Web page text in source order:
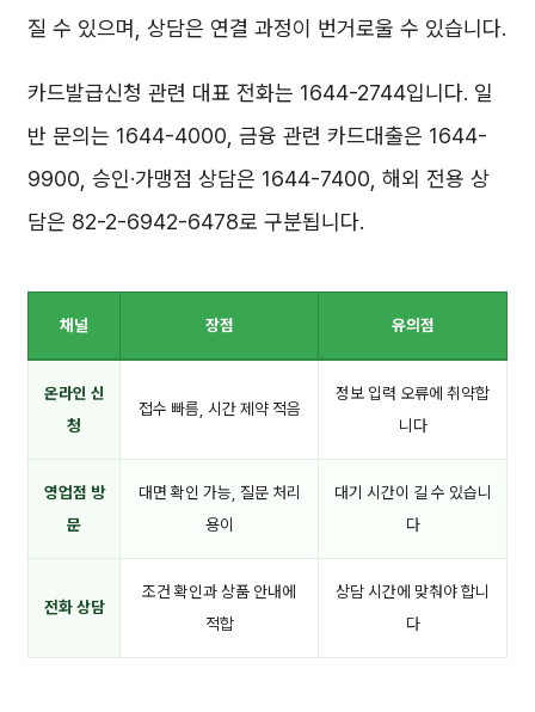
질 수 있으며, 상담은 연결 과정이 번거로울 수 있습니다.
카드발급신청 관련 대표 전화는 1644-2744입니다. 일
반 문의는 1644-4000, 금융 관련 카드대출은 1644-
9900, 승인·가맹점 상담은 1644-7400, 해외 전용 상
담은 82-2-6942-6478로 구분됩니다.
채널 장점 유의점
온라인 신
청
접수 빠름, 시간 제약 적음
정보 입력 오류에 취약합
니다
영업점 방
문
대면 확인 가능, 질문 처리
용이
대기 시간이 길 수 있습니
다
전화 상담
조건 확인과 상품 안내에
적합
상담 시간에 맞춰야 합니
다